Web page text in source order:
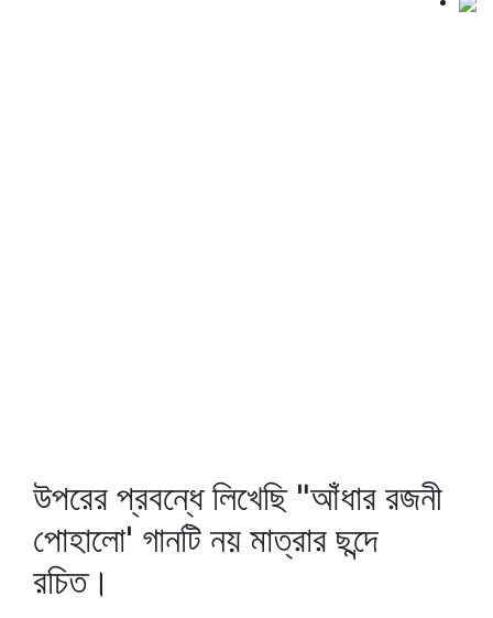
উপরের প্রবন্ধে লিখেছি "আঁধার রজনী
পোহালো' গানটি নয় মাত্রার ছন্দে
রচিত।